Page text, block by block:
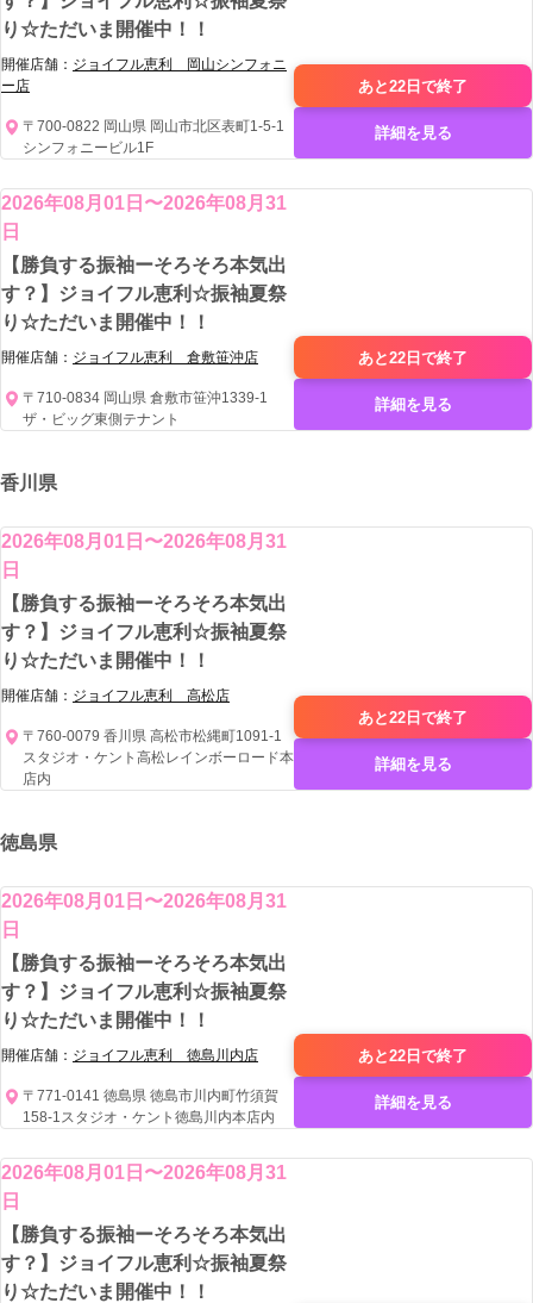
り☆ただいま開催中！！
開催店舗： ジョイフル恵利 岡山シンフォニ
ー店
〒700-0822 岡山県 岡山市北区表町1-5-1
シンフォニービル1F
あと22日で終了
詳細を見る
2026年08月01日〜2026年08月31
日
【勝負する振袖ーそろそろ本気出
す？】ジョイフル恵利☆振袖夏祭
り☆ただいま開催中！！
開催店舗： ジョイフル恵利 倉敷笹沖店
〒710-0834 岡山県 倉敷市笹沖1339-1
ザ・ビッグ東側テナント
あと22日で終了
詳細を見る
香川県
2026年08月01日〜2026年08月31
日
【勝負する振袖ーそろそろ本気出
す？】ジョイフル恵利☆振袖夏祭
り☆ただいま開催中！！
開催店舗： ジョイフル恵利 高松店
〒760-0079 香川県 高松市松縄町1091-1
スタジオ・ケント高松レインボーロード本
店内
あと22日で終了
詳細を見る
徳島県
2026年08月01日〜2026年08月31
日
【勝負する振袖ーそろそろ本気出
す？】ジョイフル恵利☆振袖夏祭
り☆ただいま開催中！！
開催店舗： ジョイフル恵利 徳島川内店
〒771-0141 徳島県 徳島市川内町竹須賀
158-1スタジオ・ケント徳島川内本店内
あと22日で終了
詳細を見る
2026年08月01日〜2026年08月31
日
【勝負する振袖ーそろそろ本気出
す？】ジョイフル恵利☆振袖夏祭
り☆ただいま開催中！！